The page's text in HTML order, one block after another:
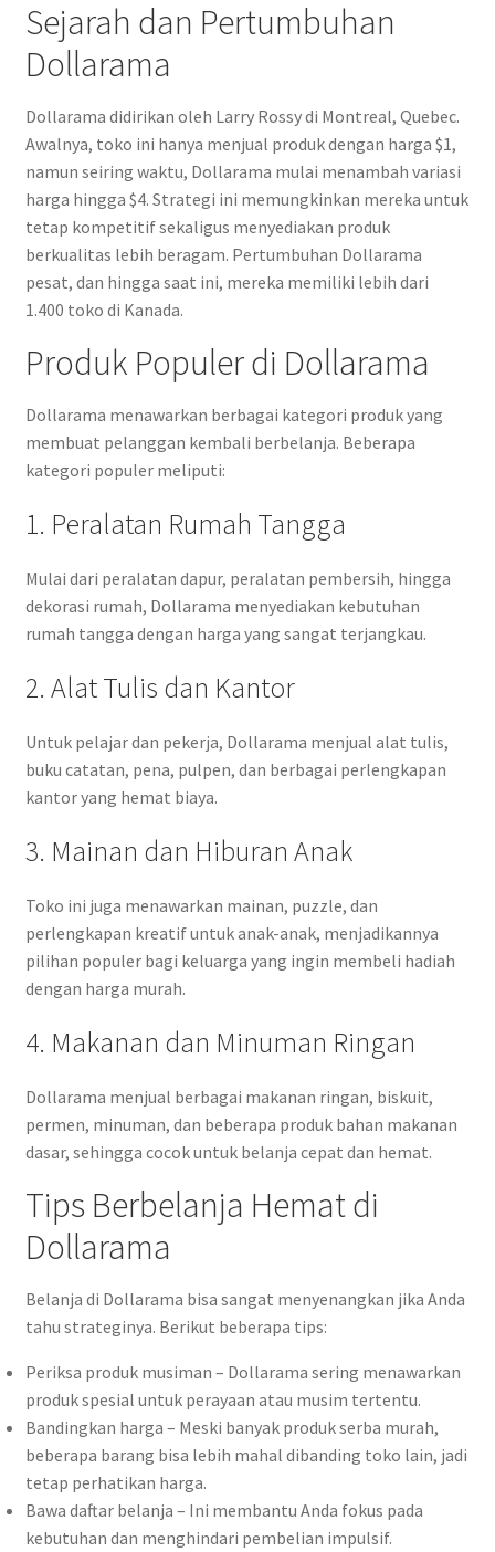
Sejarah dan Pertumbuhan
Dollarama
Dollarama didirikan oleh Larry Rossy di Montreal, Quebec.
Awalnya, toko ini hanya menjual produk dengan harga $1,
namun seiring waktu, Dollarama mulai menambah variasi
harga hingga $4. Strategi ini memungkinkan mereka untuk
tetap kompetitif sekaligus menyediakan produk
berkualitas lebih beragam. Pertumbuhan Dollarama
pesat, dan hingga saat ini, mereka memiliki lebih dari
1.400 toko di Kanada.
Produk Populer di Dollarama
Dollarama menawarkan berbagai kategori produk yang
membuat pelanggan kembali berbelanja. Beberapa
kategori populer meliputi:
1. Peralatan Rumah Tangga
Mulai dari peralatan dapur, peralatan pembersih, hingga
dekorasi rumah, Dollarama menyediakan kebutuhan
rumah tangga dengan harga yang sangat terjangkau.
2. Alat Tulis dan Kantor
Untuk pelajar dan pekerja, Dollarama menjual alat tulis,
buku catatan, pena, pulpen, dan berbagai perlengkapan
kantor yang hemat biaya.
3. Mainan dan Hiburan Anak
Toko ini juga menawarkan mainan, puzzle, dan
perlengkapan kreatif untuk anak-anak, menjadikannya
pilihan populer bagi keluarga yang ingin membeli hadiah
dengan harga murah.
4. Makanan dan Minuman Ringan
Dollarama menjual berbagai makanan ringan, biskuit,
permen, minuman, dan beberapa produk bahan makanan
dasar, sehingga cocok untuk belanja cepat dan hemat.
Tips Berbelanja Hemat di
Dollarama
Belanja di Dollarama bisa sangat menyenangkan jika Anda
tahu strateginya. Berikut beberapa tips:
Periksa produk musiman – Dollarama sering menawarkan
produk spesial untuk perayaan atau musim tertentu.
Bandingkan harga – Meski banyak produk serba murah,
beberapa barang bisa lebih mahal dibanding toko lain, jadi
tetap perhatikan harga.
Bawa daftar belanja – Ini membantu Anda fokus pada
kebutuhan dan menghindari pembelian impulsif.